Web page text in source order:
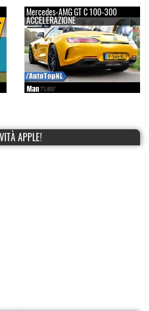
Mercedes-AMG GT C 100-300
ACCELERAZIONE
APPLE!